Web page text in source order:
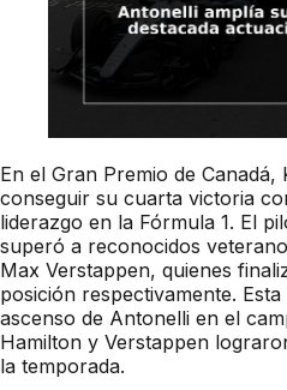
En el Gran Premio de
conseguir su cuarta victoria
liderazgo en la Fórmula 1. El
superó a reconocidos
Max Verstappen, quienes
posición respectivamente.
ascenso de Antonelli en el
Hamilton y Verstappen
la temporada.